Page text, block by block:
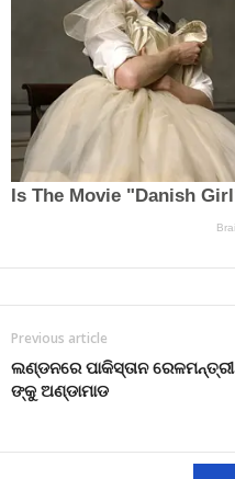
Previous article
ଲଣ୍ଡନରେ ପାକିସ୍ତାନ ରେଳମନ୍ତ୍ରୀ
ଙ୍କୁ ଅଣ୍ଡାମାଡ